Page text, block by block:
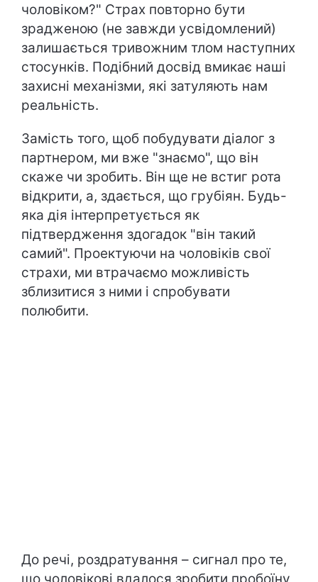
чоловіком?" Страх повторно бути
зрадженою (не завжди усвідомлений)
залишається тривожним тлом наступних
стосунків. Подібний досвід вмикає наші
захисні механізми, які затуляють нам
реальність.
Замість того, щоб побудувати діалог з
партнером, ми вже "знаємо", що він
скаже чи зробить. Він ще не встиг рота
відкрити, а, здається, що грубіян. Будь-
яка дія інтерпретується як
підтвердження здогадок "він такий
самий". Проектуючи на чоловіків свої
страхи, ми втрачаємо можливість
зблизитися з ними і спробувати
полюбити.
До речі, роздратування – сигнал про те,